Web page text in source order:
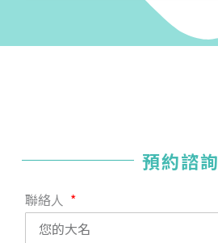
預約諮詢
聯絡人